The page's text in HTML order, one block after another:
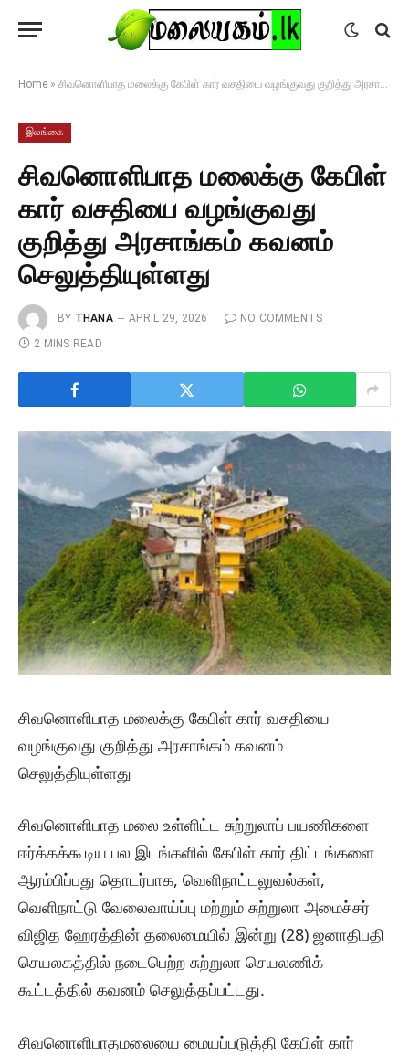
Home » சிவனொளிபாத மலைக்கு கேபிள் கார் வசதியை வழங்குவது குறித்து அரசாங்கம் கவனம் செலுத்தியுள்ளது
இலங்கை
சிவனொளிபாத மலைக்கு கேபிள்
கார் வசதியை வழங்குவது
குறித்து அரசாங்கம் கவனம்
செலுத்தியுள்ளது
BY THANA APRIL 29, 2026
NO COMMENTS
2 MINS READ
சிவனொளிபாத மலைக்கு கேபிள் கார் வசதியை
வழங்குவது குறித்து அரசாங்கம் கவனம்
செலுத்தியுள்ளது
சிவனொளிபாத மலை உள்ளிட்ட சுற்றுலாப் பயணிகளை
ஈர்க்கக்கூடிய பல இடங்களில் கேபிள் கார் திட்டங்களை
ஆரம்பிப்பது தொடர்பாக, வெளிநாட்டலுவல்கள்,
வெளிநாட்டு வேலைவாய்ப்பு மற்றும் சுற்றுலா அமைச்சர்
விஜித ஹேரத்தின் தலைமையில் இன்று (28) ஜனாதிபதி
செயலகத்தில் நடைபெற்ற சுற்றுலா செயலணிக்
கூட்டத்தில் கவனம் செலுத்தப்பட்டது.
சிவனொளிபாதமலையை மையப்படுத்தி கேபிள் கார்